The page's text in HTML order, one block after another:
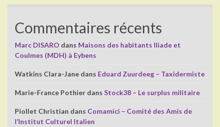
Commentaires récents
Marc DISARO dans Maisons des habitants Iliade et
Coulmes (MDH) à Eybens
Watkins Clara-Jane dans Eduard Zuurdeeg – Taxidermiste
Marie-France Pothier dans Stock38 – Le surplus militaire
Piollet Christian dans Comamici – Comité des Amis de
l’Institut Culturel Italien